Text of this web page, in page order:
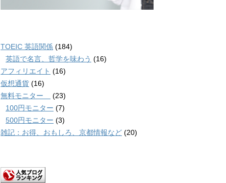
TOEIC 英語関係 (184)
英語で名言、哲学を味わう (16)
アフィリエイト (16)
仮想通貨 (16)
無料モニター
(23)
100円モニター (7)
500円モニター (3)
雑記：お得、おもしろ、京都情報など (20)